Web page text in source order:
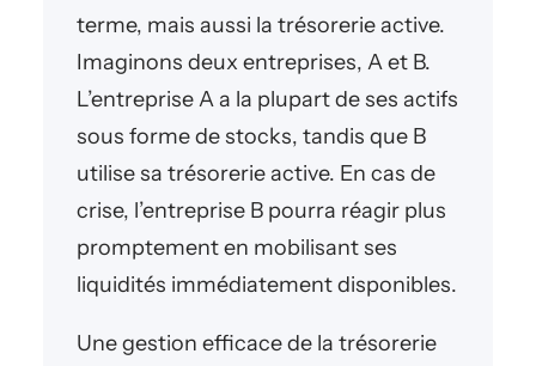
terme, mais aussi la trésorerie active.
Imaginons deux entreprises, A et B.
L’entreprise A a la plupart de ses actifs
sous forme de stocks, tandis que B
utilise sa trésorerie active. En cas de
crise, l’entreprise B pourra réagir plus
promptement en mobilisant ses
liquidités immédiatement disponibles.
Une gestion efficace de la trésorerie